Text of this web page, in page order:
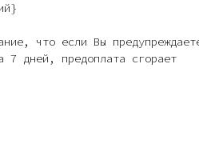
что если Вы
7 дней, предоплата сгорает